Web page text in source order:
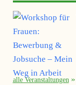
alle Veranstaltungen